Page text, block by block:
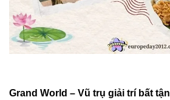
Grand World – Vũ trụ giải trí bất tận